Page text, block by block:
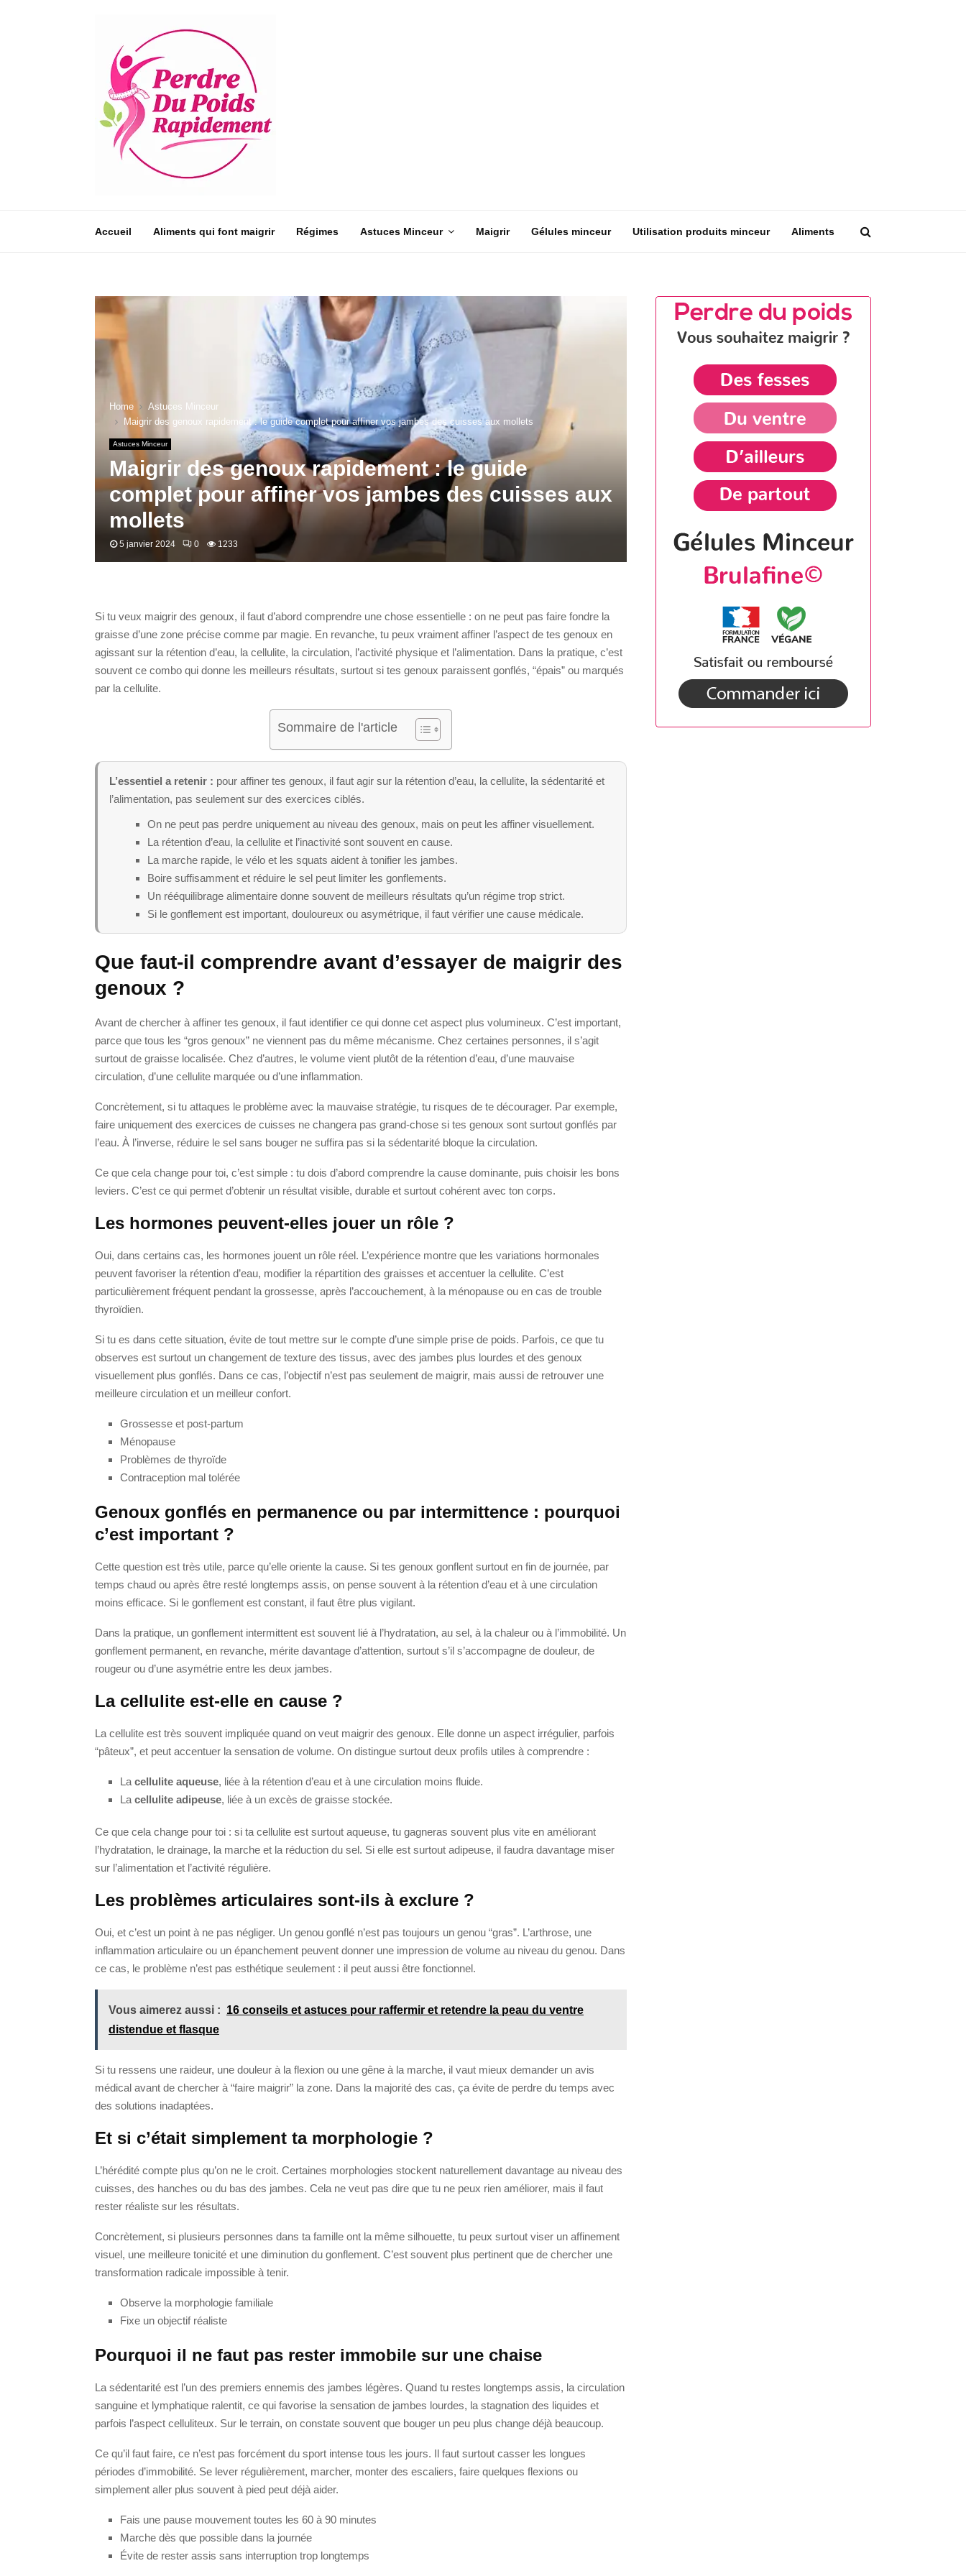
Accueil Aliments qui font maigrir Régimes Astuces Minceur Maigrir Gélules minceur Utilisation produits minceur Aliments
Home
Astuces Minceur
Maigrir des genoux rapidement : le guide complet pour affiner vos jambes des cuisses aux mollets
Astuces Minceur
Maigrir des genoux rapidement : le guide
complet pour affiner vos jambes des cuisses aux
mollets
5 janvier 2024 0 1233
Si tu veux maigrir des genoux, il faut d’abord comprendre une chose essentielle : on ne peut pas faire fondre la
graisse d’une zone précise comme par magie. En revanche, tu peux vraiment affiner l’aspect de tes genoux en
agissant sur la rétention d’eau, la cellulite, la circulation, l’activité physique et l’alimentation. Dans la pratique, c’est
souvent ce combo qui donne les meilleurs résultats, surtout si tes genoux paraissent gonflés, “épais” ou marqués
par la cellulite.
Sommaire de l'article
L’essentiel a retenir : pour affiner tes genoux, il faut agir sur la rétention d’eau, la cellulite, la sédentarité et
l’alimentation, pas seulement sur des exercices ciblés.
On ne peut pas perdre uniquement au niveau des genoux, mais on peut les affiner visuellement.
La rétention d’eau, la cellulite et l’inactivité sont souvent en cause.
La marche rapide, le vélo et les squats aident à tonifier les jambes.
Boire suffisamment et réduire le sel peut limiter les gonflements.
Un rééquilibrage alimentaire donne souvent de meilleurs résultats qu’un régime trop strict.
Si le gonflement est important, douloureux ou asymétrique, il faut vérifier une cause médicale.
Que faut-il comprendre avant d’essayer de maigrir des
genoux ?
Avant de chercher à affiner tes genoux, il faut identifier ce qui donne cet aspect plus volumineux. C’est important,
parce que tous les “gros genoux” ne viennent pas du même mécanisme. Chez certaines personnes, il s’agit
surtout de graisse localisée. Chez d’autres, le volume vient plutôt de la rétention d’eau, d’une mauvaise
circulation, d’une cellulite marquée ou d’une inflammation.
Concrètement, si tu attaques le problème avec la mauvaise stratégie, tu risques de te décourager. Par exemple,
faire uniquement des exercices de cuisses ne changera pas grand-chose si tes genoux sont surtout gonflés par
l’eau. À l’inverse, réduire le sel sans bouger ne suffira pas si la sédentarité bloque la circulation.
Ce que cela change pour toi, c’est simple : tu dois d’abord comprendre la cause dominante, puis choisir les bons
leviers. C’est ce qui permet d’obtenir un résultat visible, durable et surtout cohérent avec ton corps.
Les hormones peuvent-elles jouer un rôle ?
Oui, dans certains cas, les hormones jouent un rôle réel. L’expérience montre que les variations hormonales
peuvent favoriser la rétention d’eau, modifier la répartition des graisses et accentuer la cellulite. C’est
particulièrement fréquent pendant la grossesse, après l’accouchement, à la ménopause ou en cas de trouble
thyroïdien.
Si tu es dans cette situation, évite de tout mettre sur le compte d’une simple prise de poids. Parfois, ce que tu
observes est surtout un changement de texture des tissus, avec des jambes plus lourdes et des genoux
visuellement plus gonflés. Dans ce cas, l’objectif n’est pas seulement de maigrir, mais aussi de retrouver une
meilleure circulation et un meilleur confort.
Grossesse et post-partum
Ménopause
Problèmes de thyroïde
Contraception mal tolérée
Genoux gonflés en permanence ou par intermittence : pourquoi
c’est important ?
Cette question est très utile, parce qu’elle oriente la cause. Si tes genoux gonflent surtout en fin de journée, par
temps chaud ou après être resté longtemps assis, on pense souvent à la rétention d’eau et à une circulation
moins efficace. Si le gonflement est constant, il faut être plus vigilant.
Dans la pratique, un gonflement intermittent est souvent lié à l’hydratation, au sel, à la chaleur ou à l’immobilité. Un
gonflement permanent, en revanche, mérite davantage d’attention, surtout s’il s’accompagne de douleur, de
rougeur ou d’une asymétrie entre les deux jambes.
La cellulite est-elle en cause ?
La cellulite est très souvent impliquée quand on veut maigrir des genoux. Elle donne un aspect irrégulier, parfois
“pâteux”, et peut accentuer la sensation de volume. On distingue surtout deux profils utiles à comprendre :
La cellulite aqueuse, liée à la rétention d’eau et à une circulation moins fluide.
La cellulite adipeuse, liée à un excès de graisse stockée.
Ce que cela change pour toi : si ta cellulite est surtout aqueuse, tu gagneras souvent plus vite en améliorant
l’hydratation, le drainage, la marche et la réduction du sel. Si elle est surtout adipeuse, il faudra davantage miser
sur l’alimentation et l’activité régulière.
Les problèmes articulaires sont-ils à exclure ?
Oui, et c’est un point à ne pas négliger. Un genou gonflé n’est pas toujours un genou “gras”. L’arthrose, une
inflammation articulaire ou un épanchement peuvent donner une impression de volume au niveau du genou. Dans
ce cas, le problème n’est pas esthétique seulement : il peut aussi être fonctionnel.
Vous aimerez aussi : 16 conseils et astuces pour raffermir et retendre la peau du ventre
distendue et flasque
Si tu ressens une raideur, une douleur à la flexion ou une gêne à la marche, il vaut mieux demander un avis
médical avant de chercher à “faire maigrir” la zone. Dans la majorité des cas, ça évite de perdre du temps avec
des solutions inadaptées.
Et si c’était simplement ta morphologie ?
L’hérédité compte plus qu’on ne le croit. Certaines morphologies stockent naturellement davantage au niveau des
cuisses, des hanches ou du bas des jambes. Cela ne veut pas dire que tu ne peux rien améliorer, mais il faut
rester réaliste sur les résultats.
Concrètement, si plusieurs personnes dans ta famille ont la même silhouette, tu peux surtout viser un affinement
visuel, une meilleure tonicité et une diminution du gonflement. C’est souvent plus pertinent que de chercher une
transformation radicale impossible à tenir.
Observe la morphologie familiale
Fixe un objectif réaliste
Pourquoi il ne faut pas rester immobile sur une chaise
La sédentarité est l’un des premiers ennemis des jambes légères. Quand tu restes longtemps assis, la circulation
sanguine et lymphatique ralentit, ce qui favorise la sensation de jambes lourdes, la stagnation des liquides et
parfois l’aspect celluliteux. Sur le terrain, on constate souvent que bouger un peu plus change déjà beaucoup.
Ce qu’il faut faire, ce n’est pas forcément du sport intense tous les jours. Il faut surtout casser les longues
périodes d’immobilité. Se lever régulièrement, marcher, monter des escaliers, faire quelques flexions ou
simplement aller plus souvent à pied peut déjà aider.
Fais une pause mouvement toutes les 60 à 90 minutes
Marche dès que possible dans la journée
Évite de rester assis sans interruption trop longtemps